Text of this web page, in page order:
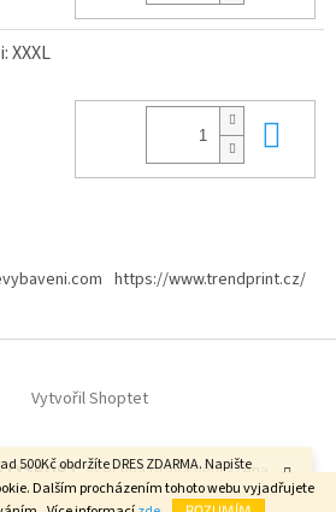
Dalším procházením tohoto webu vyjadřujete
500Kč obdržíte DRES ZDARMA. Napište
kroku objednávky. FAJN DEN.
XXXL
https://www.trendprint.cz/
Vytvořil Shoptet
. Všechna práva vyhrazena.